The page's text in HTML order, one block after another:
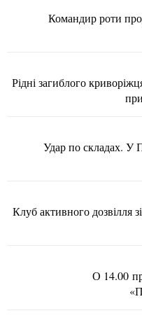
Командир роти
Рідні загиблого
Удар по складах. У
Клуб активного дозвілля
О 14.00